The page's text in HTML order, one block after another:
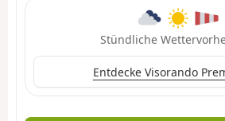
Stündliche
Entdecke Visorando